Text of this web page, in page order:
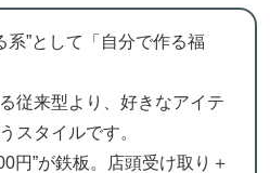
系”として「自分で作る福
従来型より、好きなアイテ
スタイルです。
円”が鉄板。店頭受け取り＋